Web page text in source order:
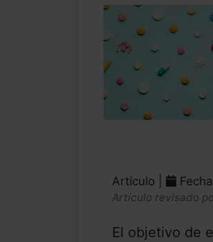
Artículo |
Artículo revisado
El objetivo de